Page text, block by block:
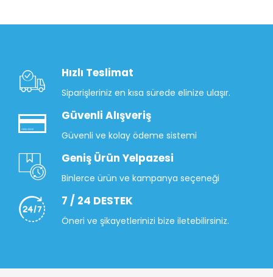
Hızlı Teslimat
Siparişleriniz en kısa sürede elinize ulaşır.
Güvenli Alışveriş
Güvenli ve kolay ödeme sistemi
Geniş Ürün Yelpazesi
Binlerce ürün ve kampanya seçeneği
7 / 24 DESTEK
Öneri ve şikayetlerinizi bize iletebilirsiniz.